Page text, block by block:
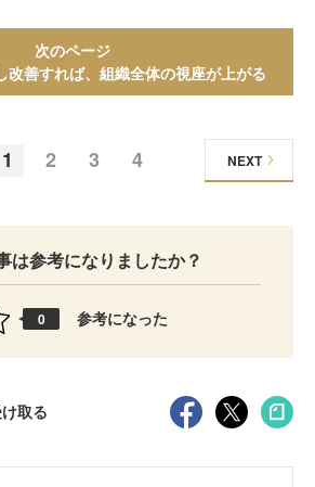
次のページ
改善すれば、組織全体の視座が上がる
1 2 3 4 NEXT
は参考になりましたか？
0 参考になった
取る